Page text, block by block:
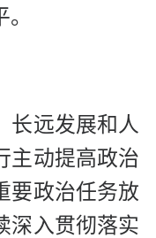
长远发展和人
主动提高政治
要政治任务放
深入贯彻落实